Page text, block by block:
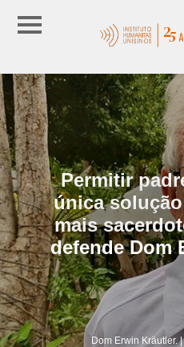
Permitir
única
mais
defende Dom
Dom Erwin Kräutler.